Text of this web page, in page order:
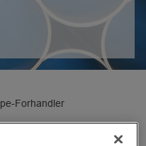
Forhandler